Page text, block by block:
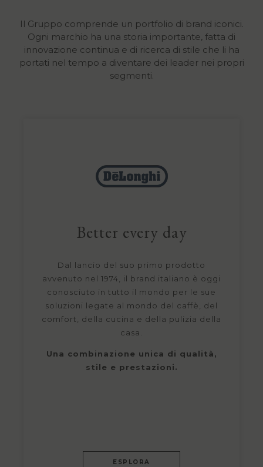
Il Gruppo comprende un portfolio di brand iconici.
Ogni marchio ha una storia importante, fatta di
innovazione continua e di ricerca di stile che li ha
portati nel tempo a diventare dei leader nei propri
segmenti.
Better every day
Dal lancio del suo primo prodotto
avvenuto nel 1974, il brand italiano è oggi
conosciuto in tutto il mondo per le sue
soluzioni legate al mondo del caffè, del
comfort, della cucina e della pulizia della
casa.
Una combinazione unica di qualità,
stile e prestazioni.
ESPLORA